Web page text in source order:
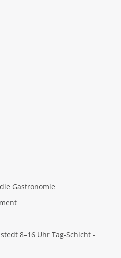
Gastronomie
8–16 Uhr Tag-Schicht -